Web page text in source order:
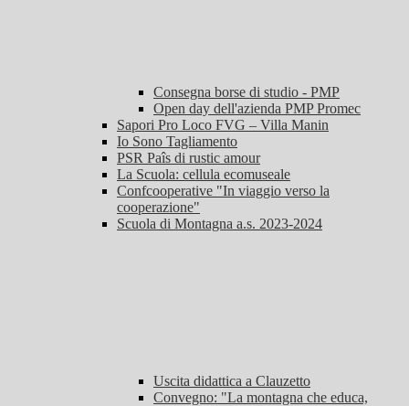
Consegna borse di studio - PMP
Open day dell'azienda PMP Promec
Sapori Pro Loco FVG – Villa Manin
Io Sono Tagliamento
PSR Paîs di rustic amour
La Scuola: cellula ecomuseale
Confcooperative "In viaggio verso la
cooperazione"
Scuola di Montagna a.s. 2023-2024
Uscita didattica a Clauzetto
Convegno: "La montagna che educa,